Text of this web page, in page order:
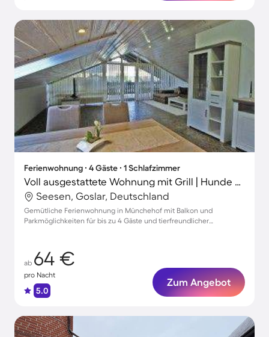
Ferienwohnung ∙ 4 Gäste ∙ 1 Schlafzimmer
Voll ausgestattete Wohnung mit Grill | Hunde erlaubt
Seesen, Goslar, Deutschland
Gemütliche Ferienwohnung in Münchehof mit Balkon und
Parkmöglichkeiten für bis zu 4 Gäste und tierfreundlicher
ab 64 €
pro Nacht
5.0
Zum Angebot